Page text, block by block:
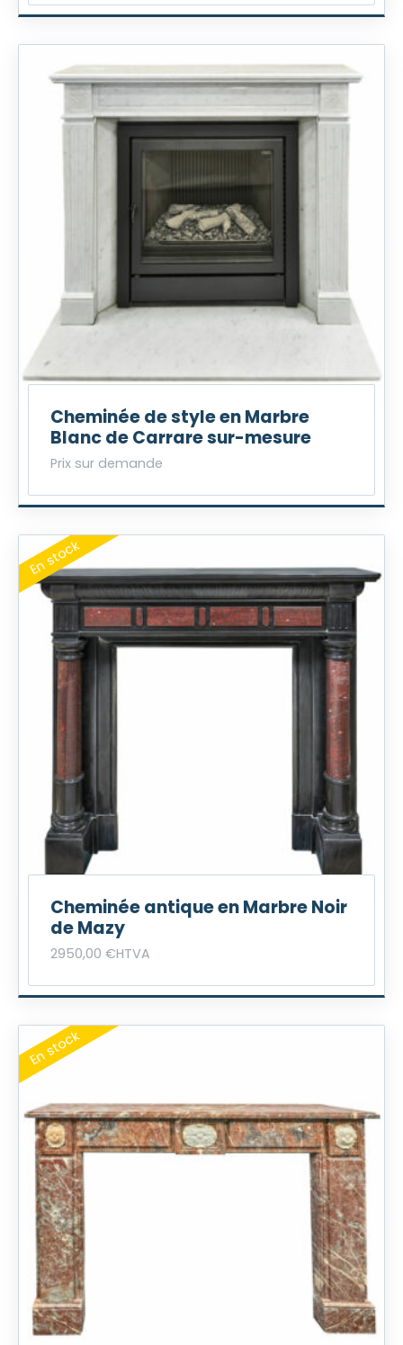
Cheminée de style en Marbre
Blanc de Carrare sur-mesure
Prix sur demande
Cheminée antique en Marbre Noir
de Mazy
2950,00 €HTVA